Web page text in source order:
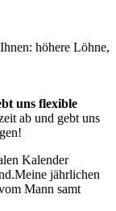
höhere Löhne,
uns flexible
ab und gebt uns
Kalender
jährlichen
Mann samt